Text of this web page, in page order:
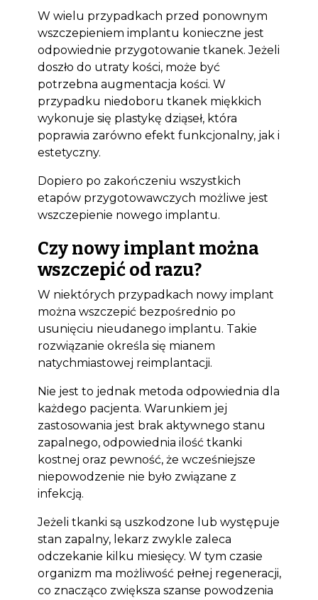
W wielu przypadkach przed ponownym
wszczepieniem implantu konieczne jest
odpowiednie przygotowanie tkanek. Jeżeli
doszło do utraty kości, może być
potrzebna augmentacja kości. W
przypadku niedoboru tkanek miękkich
wykonuje się plastykę dziąseł, która
poprawia zarówno efekt funkcjonalny, jak i
estetyczny.
Dopiero po zakończeniu wszystkich
etapów przygotowawczych możliwe jest
wszczepienie nowego implantu.
Czy nowy implant można
wszczepić od razu?
W niektórych przypadkach nowy implant
można wszczepić bezpośrednio po
usunięciu nieudanego implantu. Takie
rozwiązanie określa się mianem
natychmiastowej reimplantacji.
Nie jest to jednak metoda odpowiednia dla
każdego pacjenta. Warunkiem jej
zastosowania jest brak aktywnego stanu
zapalnego, odpowiednia ilość tkanki
kostnej oraz pewność, że wcześniejsze
niepowodzenie nie było związane z
infekcją.
Jeżeli tkanki są uszkodzone lub występuje
stan zapalny, lekarz zwykle zaleca
odczekanie kilku miesięcy. W tym czasie
organizm ma możliwość pełnej regeneracji,
co znacząco zwiększa szanse powodzenia